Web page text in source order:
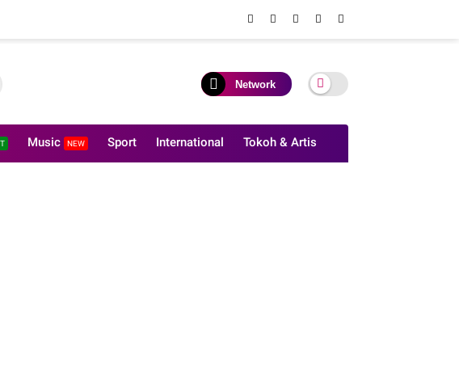
Network
Music NEW Sport International Tokoh & Artis